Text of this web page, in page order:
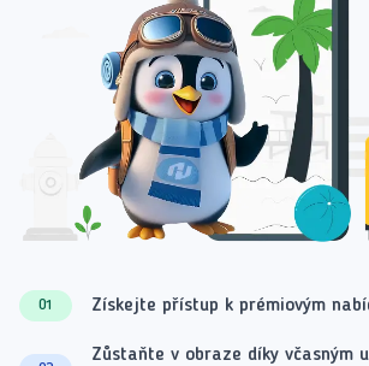
01 Získejte přístup k prémiovým
Zůstaňte v obraze díky včasným